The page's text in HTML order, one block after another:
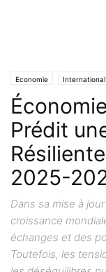
Economie International
Prédit
2025-
Dans sa mise à
croissance
échanges et des
Toutefois, les